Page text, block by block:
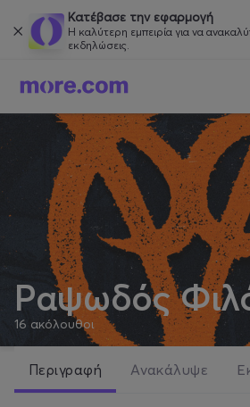
Κατέβασε την εφαρμογή
Η καλύτερη εμπειρία για να
εκδηλώσεις.
Ραψωδός
16 ακόλουθοι
Περιγραφή Ανακάλυψε